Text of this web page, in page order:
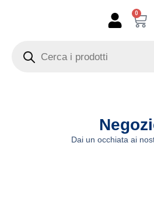
0
search
Dai un occhiata ai